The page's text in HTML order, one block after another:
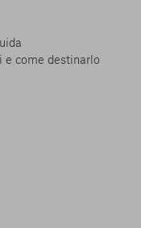
e come destinarlo